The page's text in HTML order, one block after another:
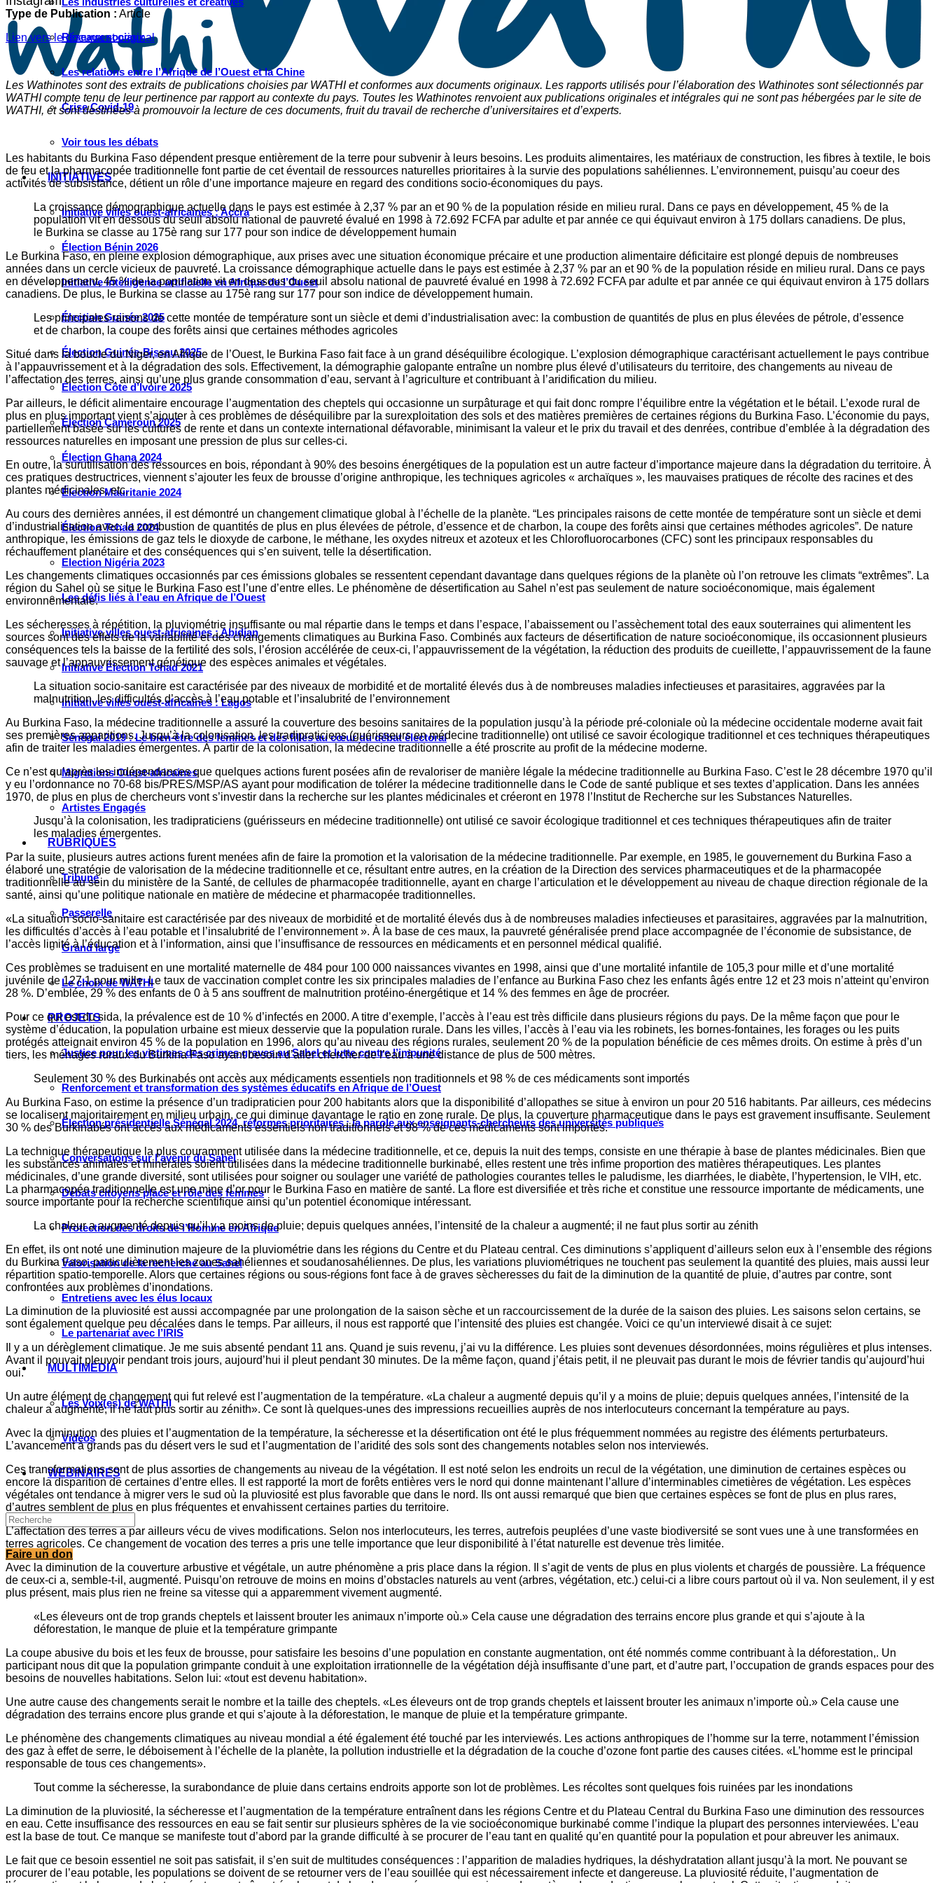
Réseaux sociaux
Les relations entre l’Afrique de l’Ouest et la Chine
Crise Covid-19
Voir tous les débats
INITIATIVES
Initiative villes ouest-africaines : Accra
Élection Bénin 2026
Initiative intelligence artificielle en Afrique de l’Ouest
Élection Guinée 2025
Élection Guinée-Bissau 2025
Élection Côte d’Ivoire 2025
Élection Cameroun 2025
Élection Ghana 2024
Élection Mauritanie 2024
Élection Tchad 2024
Election Nigéria 2023
Les défis liés à l’eau en Afrique de l’Ouest
Initiative villes ouest-africaines : Abidjan
Initiative Élection Tchad 2021
Initiative villes ouest-africaines : Lagos
Sénégal 2019 : Le bien-être des femmes et des filles au cœur du débat électoral
Migrations Ouest-africaines
Artistes Engagés
RUBRIQUES
Tribune
Passerelle
Grand large
Le choix de WATHI
PROJETS
Justice pour les victimes des crimes graves au Sahel et lutte contre l’impunité
Renforcement et transformation des systèmes éducatifs en Afrique de l’Ouest
Élection présidentielle Sénégal 2024, réformes prioritaires : la parole aux enseignants-chercheurs des universités publiques
Conversations sur l’avenir du Sahel
Débats citoyens place et rôle des femmes
Protection des droits de l’Homme en Afrique
Valorisation de la recherche au Sahel
Entretiens avec les élus locaux
Le partenariat avec l’IRIS
MULTIMÉDIA
Les Voix(es) de WATHI
Videos
WEBINAIRES
Faire un don
Type de Publication : Article
Lien vers le document original
Les Wathinotes sont des extraits de publications choisies par WATHI et conformes aux documents originaux. Les rapports utilisés pour l’élaboration des Wathinotes sont sélectionnés par
WATHI compte tenu de leur pertinence par rapport au contexte du pays. Toutes les Wathinotes renvoient aux publications originales et intégrales qui ne sont pas hébergées par le site de
WATHI, et sont destinées à promouvoir la lecture de ces documents, fruit du travail de recherche d’universitaires et d’experts.
Les habitants du Burkina Faso dépendent presque entièrement de la terre pour subvenir à leurs besoins. Les produits alimentaires, les matériaux de construction, les fibres à textile, le bois
de feu et la pharmacopée traditionnelle font partie de cet éventail de ressources naturelles prioritaires à la survie des populations sahéliennes. L’environnement, puisqu’au coeur des
activités de subsistance, détient un rôle d’une importance majeure en regard des conditions socio-économiques du pays.
La croissance démographique actuelle dans le pays est estimée à 2,37 % par an et 90 % de la population réside en milieu rural. Dans ce pays en développement, 45 % de la
population vit en dessous du seuil absolu national de pauvreté évalué en 1998 à 72.692 FCFA par adulte et par année ce qui équivaut environ à 175 dollars canadiens. De plus,
le Burkina se classe au 175è rang sur 177 pour son indice de développement humain
Le Burkina Faso, en pleine explosion démographique, aux prises avec une situation économique précaire et une production alimentaire déficitaire est plongé depuis de nombreuses
années dans un cercle vicieux de pauvreté. La croissance démographique actuelle dans le pays est estimée à 2,37 % par an et 90 % de la population réside en milieu rural. Dans ce pays
en développement, 45 % de la population vit en dessous du seuil absolu national de pauvreté évalué en 1998 à 72.692 FCFA par adulte et par année ce qui équivaut environ à 175 dollars
canadiens. De plus, le Burkina se classe au 175è rang sur 177 pour son indice de développement humain.
Les principales raisons de cette montée de température sont un siècle et demi d’industrialisation avec: la combustion de quantités de plus en plus élevées de pétrole, d’essence
et de charbon, la coupe des forêts ainsi que certaines méthodes agricoles
Situé dans la boucle du Niger, en Afrique de l’Ouest, le Burkina Faso fait face à un grand déséquilibre écologique. L’explosion démographique caractérisant actuellement le pays contribue
à l’appauvrissement et à la dégradation des sols. Effectivement, la démographie galopante entraîne un nombre plus élevé d’utilisateurs du territoire, des changements au niveau de
l’affectation des terres, ainsi qu’une plus grande consommation d’eau, servant à l’agriculture et contribuant à l’aridification du milieu.
Par ailleurs, le déficit alimentaire encourage l’augmentation des cheptels qui occasionne un surpâturage et qui fait donc rompre l’équilibre entre la végétation et le bétail. L’exode rural de
plus en plus important vient s’ajouter à ces problèmes de déséquilibre par la surexploitation des sols et des matières premières de certaines régions du Burkina Faso. L’économie du pays,
partiellement basée sur les cultures de rente et dans un contexte international défavorable, minimisant la valeur et le prix du travail et des denrées, contribue d’emblée à la dégradation des
ressources naturelles en imposant une pression de plus sur celles-ci.
En outre, la surutilisation des ressources en bois, répondant à 90% des besoins énergétiques de la population est un autre facteur d’importance majeure dans la dégradation du territoire. À
ces pratiques destructrices, viennent s’ajouter les feux de brousse d’origine anthropique, les techniques agricoles « archaïques », les mauvaises pratiques de récolte des racines et des
plantes médicinales, etc.
Au cours des dernières années, il est démontré un changement climatique global à l’échelle de la planète. “Les principales raisons de cette montée de température sont un siècle et demi
d’industrialisation avec: la combustion de quantités de plus en plus élevées de pétrole, d’essence et de charbon, la coupe des forêts ainsi que certaines méthodes agricoles”. De nature
anthropique, les émissions de gaz tels le dioxyde de carbone, le méthane, les oxydes nitreux et azoteux et les Chlorofluorocarbones (CFC) sont les principaux responsables du
réchauffement planétaire et des conséquences qui s’en suivent, telle la désertification.
Les changements climatiques occasionnés par ces émissions globales se ressentent cependant davantage dans quelques régions de la planète où l’on retrouve les climats “extrêmes”. La
région du Sahel où se situe le Burkina Faso est l’une d’entre elles. Le phénomène de désertification au Sahel n’est pas seulement de nature socioéconomique, mais également
environnementale.
Les sécheresses à répétition, la pluviométrie insuffisante ou mal répartie dans le temps et dans l’espace, l’abaissement ou l’assèchement total des eaux souterraines qui alimentent les
sources sont des effets de la variabilité et des changements climatiques au Burkina Faso. Combinés aux facteurs de désertification de nature socioéconomique, ils occasionnent plusieurs
conséquences tels la baisse de la fertilité des sols, l’érosion accélérée de ceux-ci, l’appauvrissement de la végétation, la réduction des produits de cueillette, l’appauvrissement de la faune
sauvage et l’appauvrissement génétique des espèces animales et végétales.
La situation socio-sanitaire est caractérisée par des niveaux de morbidité et de mortalité élevés dus à de nombreuses maladies infectieuses et parasitaires, aggravées par la
malnutrition, les difficultés d’accès à l’eau potable et l’insalubrité de l’environnement
Au Burkina Faso, la médecine traditionnelle a assuré la couverture des besoins sanitaires de la population jusqu’à la période pré-coloniale où la médecine occidentale moderne avait fait
ses premières apparitions. Jusqu’à la colonisation, les tradipraticiens (guérisseurs en médecine traditionnelle) ont utilisé ce savoir écologique traditionnel et ces techniques thérapeutiques
afin de traiter les maladies émergentes. À partir de la colonisation, la médecine traditionnelle a été proscrite au profit de la médecine moderne.
Ce n’est qu’après les indépendances que quelques actions furent posées afin de revaloriser de manière légale la médecine traditionnelle au Burkina Faso. C’est le 28 décembre 1970 qu’il
y eu l’ordonnance no 70-68 bis/PRES/MSP/AS ayant pour modification de tolérer la médecine traditionnelle dans le Code de santé publique et ses textes d’application. Dans les années
1970, de plus en plus de chercheurs vont s’investir dans la recherche sur les plantes médicinales et créeront en 1978 l’Institut de Recherche sur les Substances Naturelles.
Jusqu’à la colonisation, les tradipraticiens (guérisseurs en médecine traditionnelle) ont utilisé ce savoir écologique traditionnel et ces techniques thérapeutiques afin de traiter
les maladies émergentes.
Par la suite, plusieurs autres actions furent menées afin de faire la promotion et la valorisation de la médecine traditionnelle. Par exemple, en 1985, le gouvernement du Burkina Faso a
élaboré une stratégie de valorisation de la médecine traditionnelle et ce, résultant entre autres, en la création de la Direction des services pharmaceutiques et de la pharmacopée
traditionnelle au sein du ministère de la Santé, de cellules de pharmacopée traditionnelle, ayant en charge l’articulation et le développement au niveau de chaque direction régionale de la
santé, ainsi qu’une politique nationale en matière de médecine et pharmacopée traditionnelles.
«La situation socio-sanitaire est caractérisée par des niveaux de morbidité et de mortalité élevés dus à de nombreuses maladies infectieuses et parasitaires, aggravées par la malnutrition,
les difficultés d’accès à l’eau potable et l’insalubrité de l’environnement ». À la base de ces maux, la pauvreté généralisée prend place accompagnée de l’économie de subsistance, de
l’accès limité à l’éducation et à l’information, ainsi que l’insuffisance de ressources en médicaments et en personnel médical qualifié.
Ces problèmes se traduisent en une mortalité maternelle de 484 pour 100 000 naissances vivantes en 1998, ainsi que d’une mortalité infantile de 105,3 pour mille et d’une mortalité
juvénile de 127,1 pour mille. Le taux de vaccination complet contre les six principales maladies de l’enfance au Burkina Faso chez les enfants âgés entre 12 et 23 mois n’atteint qu’environ
28 %. D’emblée, 29 % des enfants de 0 à 5 ans souffrent de malnutrition protéino-énergétique et 14 % des femmes en âge de procréer.
Pour ce qui est du sida, la prévalence est de 10 % d’infectés en 2000. A titre d’exemple, l’accès à l’eau est très difficile dans plusieurs régions du pays. De la même façon que pour le
système d’éducation, la population urbaine est mieux desservie que la population rurale. Dans les villes, l’accès à l’eau via les robinets, les bornes-fontaines, les forages ou les puits
protégés atteignait environ 45 % de la population en 1996, alors qu’au niveau des régions rurales, seulement 20 % de la population bénéficie de ces mêmes droits. On estime à près d’un
tiers, les ménages ruraux du Burkina Faso ayant besoin d’aller chercher de l’eau à une distance de plus de 500 mètres.
Seulement 30 % des Burkinabés ont accès aux médicaments essentiels non traditionnels et 98 % de ces médicaments sont importés
Au Burkina Faso, on estime la présence d’un tradipraticien pour 200 habitants alors que la disponibilité d’allopathes se situe à environ un pour 20 516 habitants. Par ailleurs, ces médecins
se localisent majoritairement en milieu urbain, ce qui diminue davantage le ratio en zone rurale. De plus, la couverture pharmaceutique dans le pays est gravement insuffisante. Seulement
30 % des Burkinabés ont accès aux médicaments essentiels non traditionnels et 98 % de ces médicaments sont importés.
La technique thérapeutique la plus couramment utilisée dans la médecine traditionnelle, et ce, depuis la nuit des temps, consiste en une thérapie à base de plantes médicinales. Bien que
les substances animales et minérales soient utilisées dans la médecine traditionnelle burkinabé, elles restent une très infime proportion des matières thérapeutiques. Les plantes
médicinales, d’une grande diversité, sont utilisées pour soigner ou soulager une variété de pathologies courantes telles le paludisme, les diarrhées, le diabète, l’hypertension, le VIH, etc.
La pharmacopée traditionnelle est une mine d’or pour le Burkina Faso en matière de santé. La flore est diversifiée et très riche et constitue une ressource importante de médicaments, une
source importante pour la recherche scientifique ainsi qu’un potentiel économique intéressant.
La chaleur a augmenté depuis qu’il y a moins de pluie; depuis quelques années, l’intensité de la chaleur a augmenté; il ne faut plus sortir au zénith
En effet, ils ont noté une diminution majeure de la pluviométrie dans les régions du Centre et du Plateau central. Ces diminutions s’appliquent d’ailleurs selon eux à l’ensemble des régions
du Burkina Faso, particulièrement les zones sahéliennes et soudanosahéliennes. De plus, les variations pluviométriques ne touchent pas seulement la quantité des pluies, mais aussi leur
répartition spatio-temporelle. Alors que certaines régions ou sous-régions font face à de graves sècheresses du fait de la diminution de la quantité de pluie, d’autres par contre, sont
confrontées aux problèmes d’inondations.
La diminution de la pluviosité est aussi accompagnée par une prolongation de la saison sèche et un raccourcissement de la durée de la saison des pluies. Les saisons selon certains, se
sont également quelque peu décalées dans le temps. Par ailleurs, il nous est rapporté que l’intensité des pluies est changée. Voici ce qu’un interviewé disait à ce sujet:
Il y a un dérèglement climatique. Je me suis absenté pendant 11 ans. Quand je suis revenu, j’ai vu la différence. Les pluies sont devenues désordonnées, moins régulières et plus intenses.
Avant il pouvait pleuvoir pendant trois jours, aujourd’hui il pleut pendant 30 minutes. De la même façon, quand j’étais petit, il ne pleuvait pas durant le mois de février tandis qu’aujourd’hui
oui.
Un autre élément de changement qui fut relevé est l’augmentation de la température. «La chaleur a augmenté depuis qu’il y a moins de pluie; depuis quelques années, l’intensité de la
chaleur a augmenté; il ne faut plus sortir au zénith». Ce sont là quelques-unes des impressions recueillies auprès de nos interlocuteurs concernant la température au pays.
Avec la diminution des pluies et l’augmentation de la température, la sécheresse et la désertification ont été le plus fréquemment nommées au registre des éléments perturbateurs.
L’avancement à grands pas du désert vers le sud et l’augmentation de l’aridité des sols sont des changements notables selon nos interviewés.
Ces transformations sont de plus assorties de changements au niveau de la végétation. Il est noté selon les endroits un recul de la végétation, une diminution de certaines espèces ou
encore la disparition de certaines d’entre elles. Il est rapporté la mort de forêts entières vers le nord qui donne maintenant l’allure d’interminables cimetières de végétation. Les espèces
végétales ont tendance à migrer vers le sud où la pluviosité est plus favorable que dans le nord. Ils ont aussi remarqué que bien que certaines espèces se font de plus en plus rares,
d’autres semblent de plus en plus fréquentes et envahissent certaines parties du territoire.
L’affectation des terres a par ailleurs vécu de vives modifications. Selon nos interlocuteurs, les terres, autrefois peuplées d’une vaste biodiversité se sont vues une à une transformées en
terres agricoles. Ce changement de vocation des terres a pris une telle importance que leur disponibilité à l’état naturelle est devenue très limitée.
Avec la diminution de la couverture arbustive et végétale, un autre phénomène a pris place dans la région. Il s’agit de vents de plus en plus violents et chargés de poussière. La fréquence
de ceux-ci a, semble-t-il, augmenté. Puisqu’on retrouve de moins en moins d’obstacles naturels au vent (arbres, végétation, etc.) celui-ci a libre cours partout où il va. Non seulement, il y est
plus présent, mais plus rien ne freine sa vitesse qui a apparemment vivement augmenté.
«Les éleveurs ont de trop grands cheptels et laissent brouter les animaux n’importe où.» Cela cause une dégradation des terrains encore plus grande et qui s’ajoute à la
déforestation, le manque de pluie et la température grimpante
La coupe abusive du bois et les feux de brousse, pour satisfaire les besoins d’une population en constante augmentation, ont été nommés comme contribuant à la déforestation,. Un
participant nous dit que la population grimpante conduit à une exploitation irrationnelle de la végétation déjà insuffisante d’une part, et d’autre part, l’occupation de grands espaces pour des
besoins de nouvelles habitations. Selon lui: «tout est devenu habitation».
Une autre cause des changements serait le nombre et la taille des cheptels. «Les éleveurs ont de trop grands cheptels et laissent brouter les animaux n’importe où.» Cela cause une
dégradation des terrains encore plus grande et qui s’ajoute à la déforestation, le manque de pluie et la température grimpante.
Le phénomène des changements climatiques au niveau mondial a été également été touché par les interviewés. Les actions anthropiques de l’homme sur la terre, notamment l’émission
des gaz à effet de serre, le déboisement à l’échelle de la planète, la pollution industrielle et la dégradation de la couche d’ozone font partie des causes citées. «L’homme est le principal
responsable de tous ces changements».
Tout comme la sécheresse, la surabondance de pluie dans certains endroits apporte son lot de problèmes. Les récoltes sont quelques fois ruinées par les inondations
La diminution de la pluviosité, la sécheresse et l’augmentation de la température entraînent dans les régions Centre et du Plateau Central du Burkina Faso une diminution des ressources
en eau. Cette insuffisance des ressources en eau se fait sentir sur plusieurs sphères de la vie socioéconomique burkinabé comme l’indique la plupart des personnes interviewées. L’eau
est la base de tout. Ce manque se manifeste tout d’abord par la grande difficulté à se procurer de l’eau tant en qualité qu’en quantité pour la population et pour abreuver les animaux.
Le fait que ce besoin essentiel ne soit pas satisfait, il s’en suit de multitudes conséquences : l’apparition de maladies hydriques, la déshydratation allant jusqu’à la mort. Ne pouvant se
procurer de l’eau potable, les populations se doivent de se retourner vers de l’eau souillée qui est nécessairement infecte et dangereuse. La pluviosité réduite, l’augmentation de